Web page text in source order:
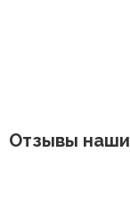
Отзывы